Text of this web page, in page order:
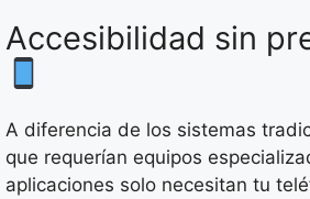
Accesibilidad sin
A diferencia de los sistemas
que requerían equipos
aplicaciones solo necesitan tu